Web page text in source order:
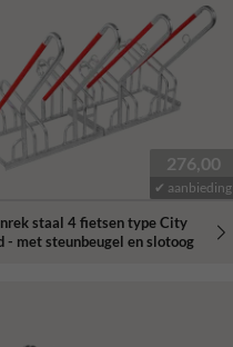
276,00
✔ aanbieding
staal 4 fietsen type City
- met steunbeugel en slotoog